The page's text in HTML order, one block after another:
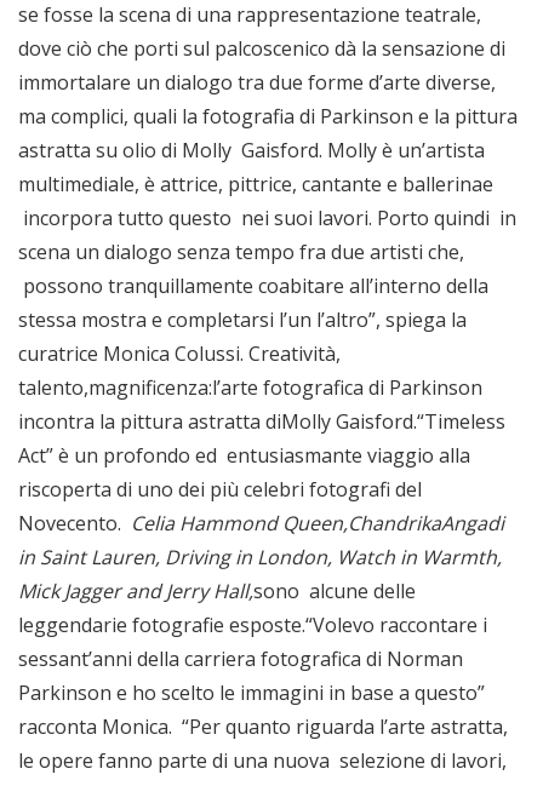
se fosse la scena di una rappresentazione teatrale,
dove ciò che porti sul palcoscenico dà la sensazione di
immortalare un dialogo tra due forme d’arte diverse,
ma complici, quali la fotografia di Parkinson e la pittura
astratta su olio di Molly Gaisford. Molly è un’artista
multimediale, è attrice, pittrice, cantante e ballerinae
incorpora tutto questo nei suoi lavori. Porto quindi in
scena un dialogo senza tempo fra due artisti che,
possono tranquillamente coabitare all’interno della
stessa mostra e completarsi l’un l’altro”, spiega la
curatrice Monica Colussi. Creatività,
talento,magnificenza:l’arte fotografica di Parkinson
incontra la pittura astratta diMolly Gaisford.“Timeless
Act” è un profondo ed entusiasmante viaggio alla
riscoperta di uno dei più celebri fotografi del
Novecento. Celia Hammond Queen,ChandrikaAngadi
in Saint Lauren, Driving in London, Watch in Warmth,
Mick Jagger and Jerry Hall,sono alcune delle
leggendarie fotografie esposte.“Volevo raccontare i
sessant’anni della carriera fotografica di Norman
Parkinson e ho scelto le immagini in base a questo”
racconta Monica. “Per quanto riguarda l’arte astratta,
le opere fanno parte di una nuova selezione di lavori,